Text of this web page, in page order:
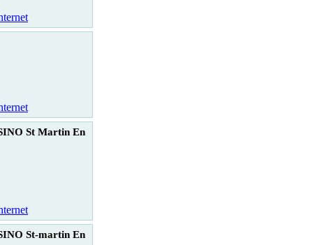
St Martin En
St-martin En